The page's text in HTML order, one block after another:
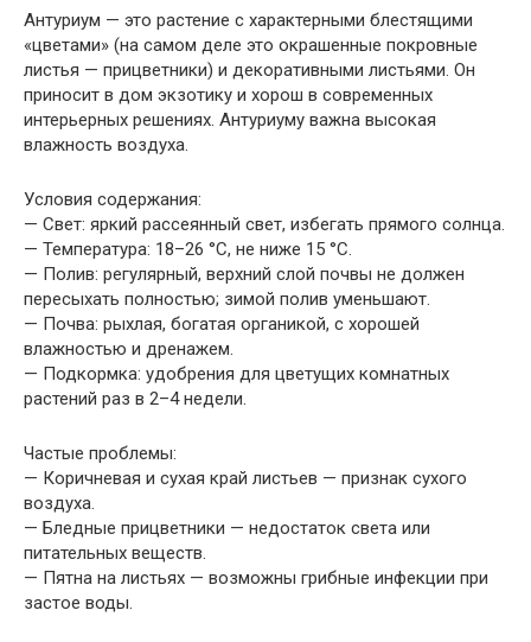
Антуриум — это растение с характерными блестящими
«цветами» (на самом деле это окрашенные покровные
листья — прицветники) и декоративными листьями. Он
приносит в дом экзотику и хорош в современных
интерьерных решениях. Антуриуму важна высокая
влажность воздуха.
Условия содержания:
— Свет: яркий рассеянный свет, избегать прямого солнца.
— Температура: 18–26 °C, не ниже 15 °C.
— Полив: регулярный, верхний слой почвы не должен
пересыхать полностью; зимой полив уменьшают.
— Почва: рыхлая, богатая органикой, с хорошей
влажностью и дренажем.
— Подкормка: удобрения для цветущих комнатных
растений раз в 2–4 недели.
Частые проблемы:
— Коричневая и сухая край листьев — признак сухого
воздуха.
— Бледные прицветники — недостаток света или
питательных веществ.
— Пятна на листьях — возможны грибные инфекции при
застое воды.